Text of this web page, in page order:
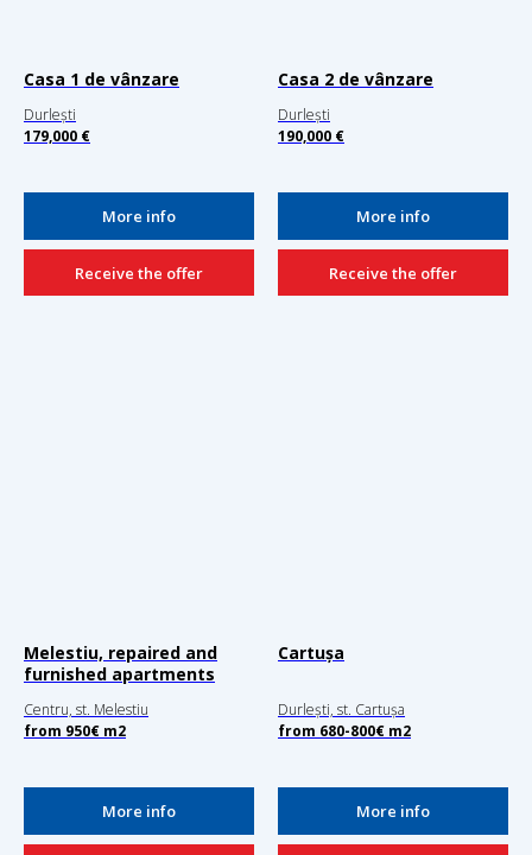
Casa 1 de vânzare
Durlești
179,000 €
More info
Receive the offer
Casa 2 de vânzare
Durlești
190,000 €
More info
Receive the offer
Melestiu, repaired and
furnished apartments
Centru, st. Melestiu
from 950€ m2
More info
Cartușa
Durlești, st. Cartușa
from 680-800€ m2
More info